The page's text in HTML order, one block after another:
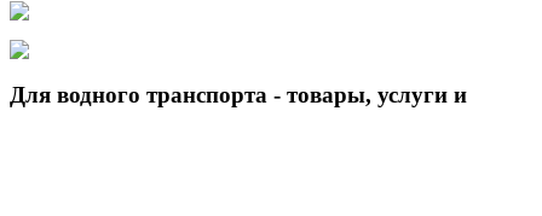
Для водного транспорта - товары, услуги и